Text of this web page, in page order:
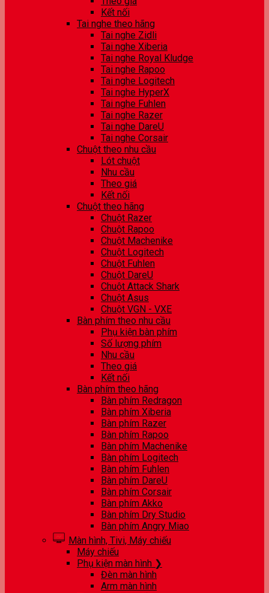
Kết nối
Tai nghe theo hãng
Tai nghe Zidli
Tai nghe Xiberia
Tai nghe Royal Kludge
Tai nghe Rapoo
Tai nghe Logitech
Tai nghe HyperX
Tai nghe Fuhlen
Tai nghe Razer
Tai nghe DareU
Tai nghe Corsair
Chuột theo nhu cầu
Lót chuột
Nhu cầu
Theo giá
Kết nối
Chuột theo hãng
Chuột Razer
Chuột Rapoo
Chuột Machenike
Chuột Logitech
Chuột Fuhlen
Chuột DareU
Chuột Attack Shark
Chuột Asus
Chuột VGN - VXE
Bàn phím theo nhu cầu
Phụ kiện bàn phím
Số lượng phím
Nhu cầu
Theo giá
Kết nối
Bàn phím theo hãng
Bàn phím Redragon
Bàn phím Xiberia
Bàn phím Razer
Bàn phím Rapoo
Bàn phím Machenike
Bàn phím Logitech
Bàn phím Fuhlen
Bàn phím DareU
Bàn phím Corsair
Bàn phím Akko
Bàn phím Dry Studio
Bàn phím Angry Miao
Màn hình, Tivi, Máy chiếu
Máy chiếu
Phụ kiện màn hình ❯
Đèn màn hình
Arm màn hình